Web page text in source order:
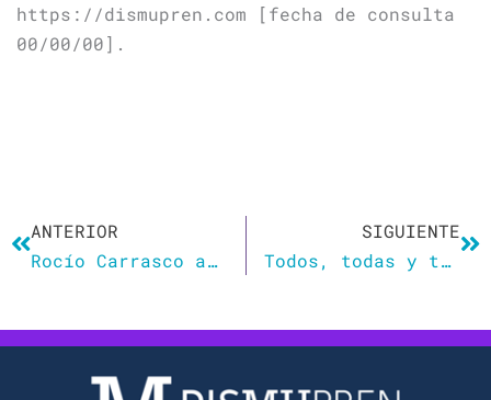
https://dismupren.com [fecha de consulta
00/00/00].
ANTERIOR
Rocío Carrasco acosada con carteles de ‘Stop Feminazis’: Irene Montero insiste en que no está sola
SIGUIENTE
Todos, todas y todes